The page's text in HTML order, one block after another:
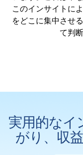
このインサイトに
をどこに集中させ
て判
実用的なイ
がり、収